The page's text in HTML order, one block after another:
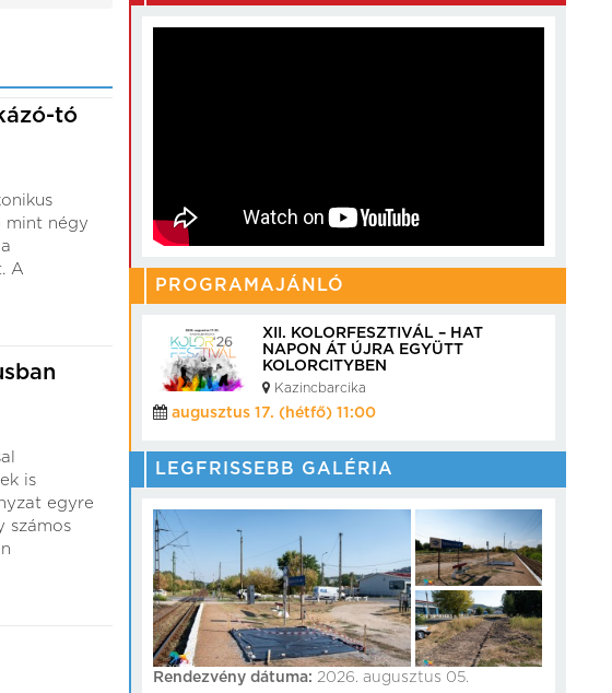
tó
mint négy
A
is
egyre
számos
PROGRAMAJÁNLÓ
XII. KOLORFESZTIVÁL – HAT
NAPON ÁT ÚJRA EGYÜTT
KOLORCITYBEN
Kazincbarcika
augusztus 17. (hétfő) 11:00
LEGFRISSEBB GALÉRIA
Rendezvény dátuma: 2026. augusztus 05.